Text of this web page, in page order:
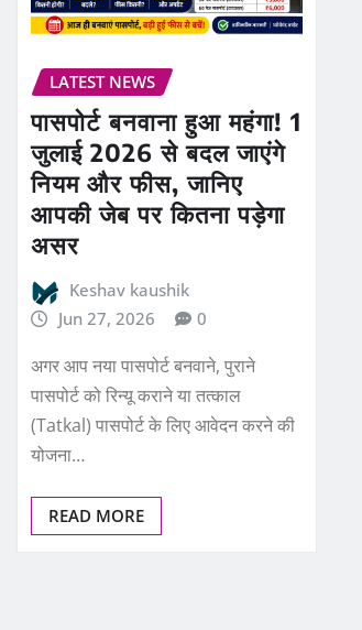
LATEST NEWS
पासपोर्ट बनवाना हुआ महंगा! 1
जुलाई 2026 से बदल जाएंगे
नियम और फीस, जानिए
आपकी जेब पर कितना पड़ेगा
असर
Keshav kaushik
Jun 27, 2026
0
अगर आप नया पासपोर्ट बनवाने, पुराने
पासपोर्ट को रिन्यू कराने या तत्काल
(Tatkal) पासपोर्ट के लिए आवेदन करने की
योजना…
READ MORE